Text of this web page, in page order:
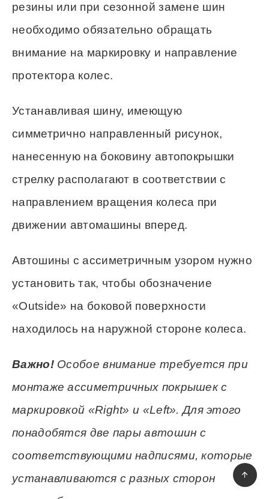
резины или при сезонной замене шин
необходимо обязательно обращать
внимание на маркировку и направление
протектора колес.
Устанавливая шину, имеющую
симметрично направленный рисунок,
нанесенную на боковину автопокрышки
стрелку располагают в соответствии с
направлением вращения колеса при
движении автомашины вперед.
Автошины с ассиметричным узором нужно
установить так, чтобы обозначение
«Outside» на боковой поверхности
находилось на наружной стороне колеса.
Важно! Особое внимание требуется при
монтаже ассиметричных покрышек с
маркировкой «Right» и «Left». Для этого
понадобятся две пары автошин с
соответствующими надписями, которые
устанавливаются с разных сторон